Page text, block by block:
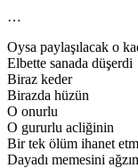
…
Oysa paylaşılacak o
Elbette sanada düşerdi
Biraz keder
Birazda hüzün
O onurlu
O gururlu acliğinin
Bir tek ölüm ihanet
Dayadı memesini